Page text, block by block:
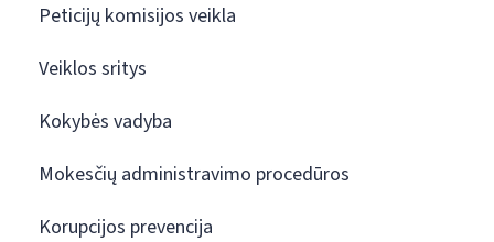
Peticijų komisijos veikla
Veiklos sritys
Kokybės vadyba
Mokesčių administravimo procedūros
Korupcijos prevencija